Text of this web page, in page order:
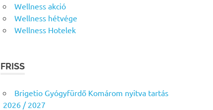
Wellness akció
Wellness hétvége
Wellness Hotelek
FRISS
Brigetio Gyógyfürdő Komárom nyitva tartás
2026 / 2027